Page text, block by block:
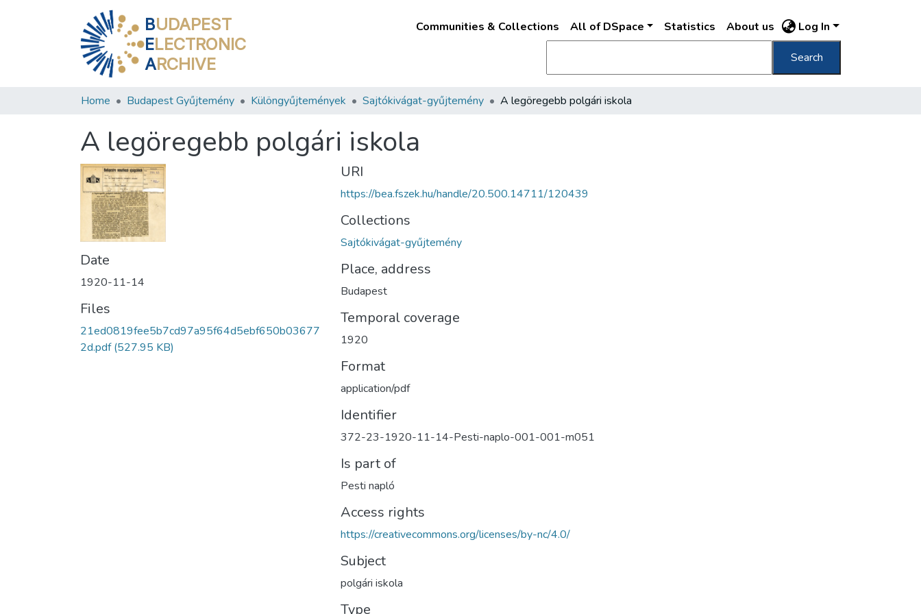
BUDAPEST
ELECTRONIC
ARCHIVE
Communities & Collections All of DSpace Statistics About us Log In
Search
Home Budapest Gyűjtemény Különgyűjtemények Sajtókivágat-gyűjtemény A legöregebb polgári iskola
A legöregebb polgári iskola
Date
1920-11-14
Files
21ed0819fee5b7cd97a95f64d5ebf650b03677
2d.pdf(527.95 KB)
URI
https://bea.fszek.hu/handle/20.500.14711/120439
Collections
Sajtókivágat-gyűjtemény
Place, address
Budapest
Temporal coverage
1920
Format
application/pdf
Identifier
372-23-1920-11-14-Pesti-naplo-001-001-m051
Is part of
Pesti napló
Access rights
https://creativecommons.org/licenses/by-nc/4.0/
Subject
polgári iskola
Type